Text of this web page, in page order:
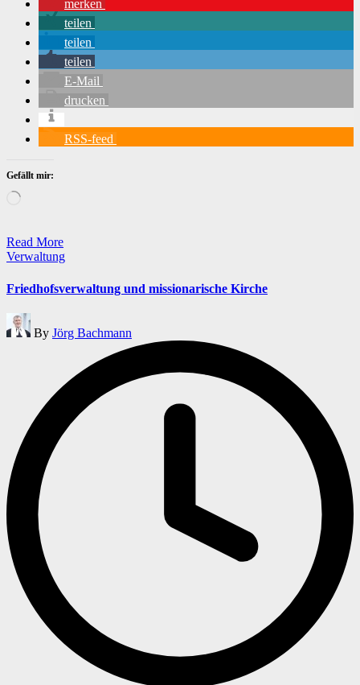
merken
teilen
teilen
teilen
E-Mail
drucken
RSS-feed
Gefällt mir:
Wird
Read More
Posted
Verwaltung
Friedhofsverwaltung und missionarische Kirche
Posted
by
By Jörg Bachmann